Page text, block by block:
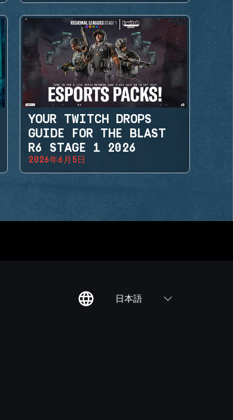
YOUR TWITCH DROPS
GUIDE FOR THE BLAST
R6 STAGE 1 2026
2026年6月5日
日本語